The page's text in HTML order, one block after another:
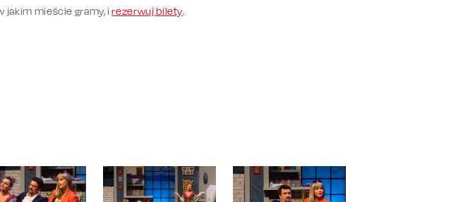
jakim mieście gramy, irezerwuj bilety.